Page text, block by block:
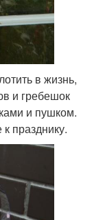
в жизнь,
и гребешок
и пушком.
празднику.